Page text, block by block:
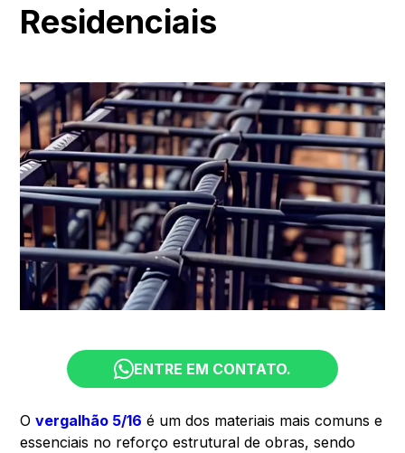
Residenciais
ENTRE EM CONTATO.
Overgalhão 5/16 é um dos materiais mais comuns e
essenciais no reforço estrutural de obras, sendo